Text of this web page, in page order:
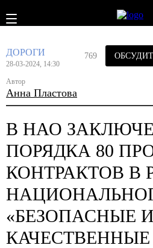
ДОРОГИ
28-03-2024, 14:30
Автор
Анна Пластова
769
В НАО
ПОРЯДКА 80
КОНТРАКТОВ В
«БЕЗОПАСНЫЕ И
КАЧЕСТВЕННЫЕ